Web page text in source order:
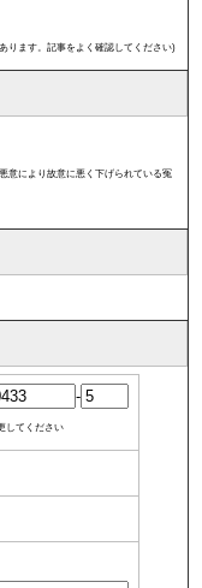
ります。記事をよく確認してください)
意により故意に悪く下げられている冤
-
してください